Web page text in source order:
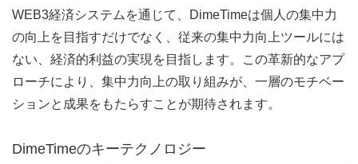
WEB3経済システムを通じて、DimeTimeは個人の集中力
の向上を目指すだけでなく、従来の集中力向上ツールには
ない、経済的利益の実現を目指します。この革新的なアプ
ローチにより、集中力向上の取り組みが、一層のモチベー
ションと成果をもたらすことが期待されます。
DimeTimeのキーテクノロジー